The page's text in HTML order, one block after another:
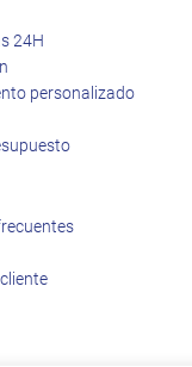
24H
personalizado